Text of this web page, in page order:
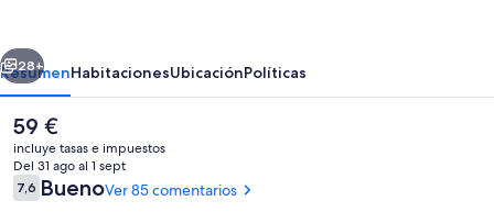
-
Parking
Muy
Económico
Siguiente
28+
ResumenHabitacionesUbicaciónPolíticas
El
precio
actual
es
de
59 €
incluye tasas e impuestos
Del 31 ago al 1 sept
Comentarios
7,67,6 de 10
BuenoVer 85 comentarios